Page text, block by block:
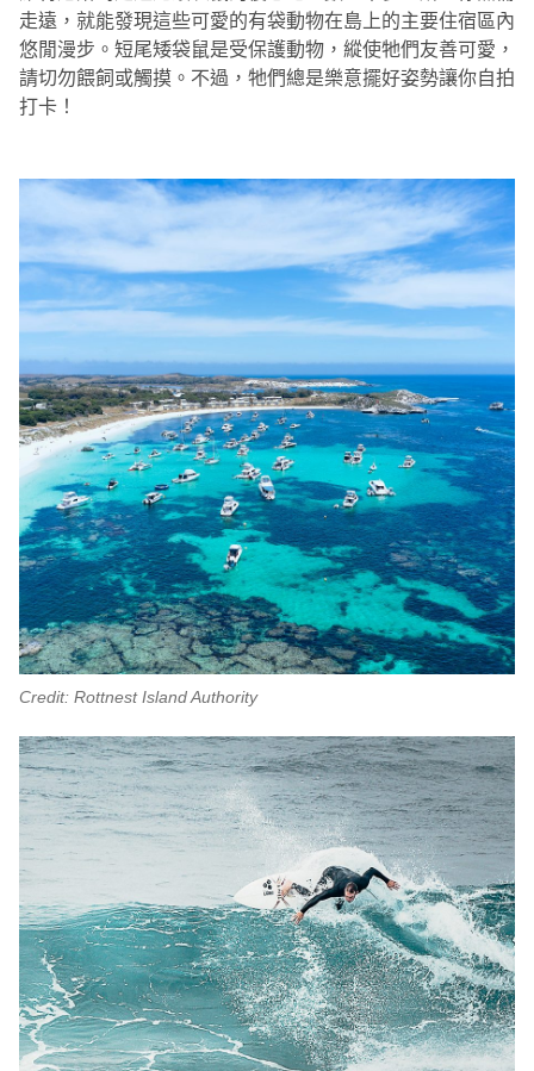
走遠，就能發現這些可愛的有袋動物在島上的主要住宿區內
悠閒漫步。短尾矮袋鼠是受保護動物，縱使牠們友善可愛，
請切勿餵飼或觸摸。不過，牠們總是樂意擺好姿勢讓你自拍
打卡！
Credit: Rottnest Island Authority